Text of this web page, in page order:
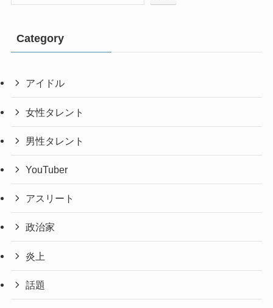
Category
アイドル
女性タレント
男性タレント
YouTuber
アスリート
政治家
炎上
話題